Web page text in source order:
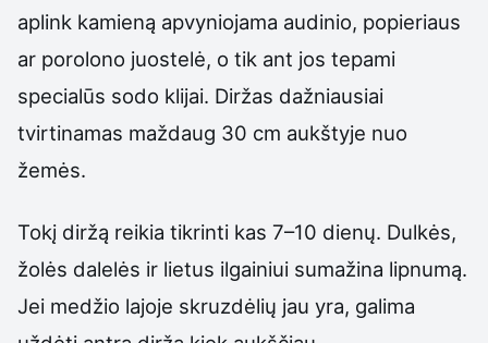
aplink kamieną apvyniojama audinio, popieriaus
ar porolono juostelė, o tik ant jos tepami
specialūs sodo klijai. Diržas dažniausiai
tvirtinamas maždaug 30 cm aukštyje nuo
žemės.
Tokį diržą reikia tikrinti kas 7–10 dienų. Dulkės,
žolės dalelės ir lietus ilgainiui sumažina lipnumą.
Jei medžio lajoje skruzdėlių jau yra, galima